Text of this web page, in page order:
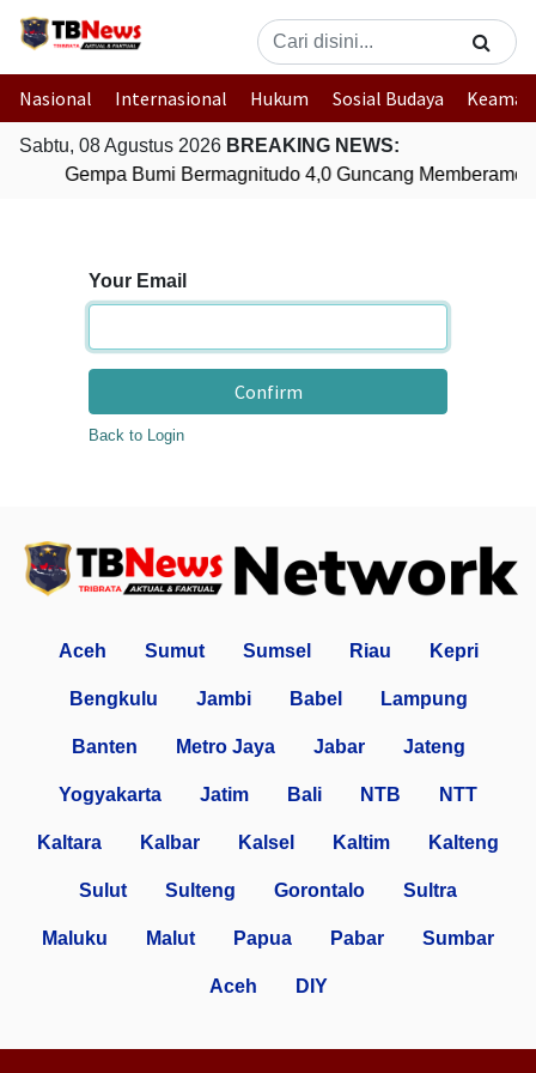
Nasional Internasional Hukum Sosial Budaya
Sabtu, 08 Agustus 2026 BREAKING NEWS:
Gempa Bumi Bermagnitudo 4,0 Guncang Memberamo
Your Email
Confirm
Back to Login
Aceh Sumut Sumsel Riau Kepri
Bengkulu Jambi Babel Lampung
Banten Metro Jaya Jabar Jateng
Yogyakarta Jatim Bali NTB NTT
Kaltara Kalbar Kalsel Kaltim Kalteng
Sulut Sulteng Gorontalo Sultra
Maluku Malut Papua Pabar Sumbar
Aceh DIY